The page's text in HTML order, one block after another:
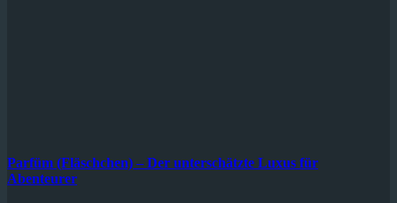
Parfüm (Fläschchen) – Der unterschätzte Luxus für
Abenteurer